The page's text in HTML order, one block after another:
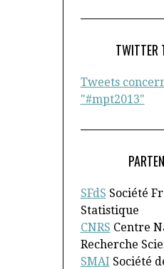
TWITTER
Tweets
"#mpt2013"
SFdS Société
Statistique
CNRS Centre
Recherche
SMAI Société